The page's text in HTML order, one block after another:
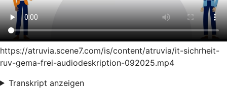
https://atruvia.scene7.com/is/content/atruvia/it-sichrheit-
ruv-gema-frei-audiodeskription-092025.mp4
Transkript anzeigen